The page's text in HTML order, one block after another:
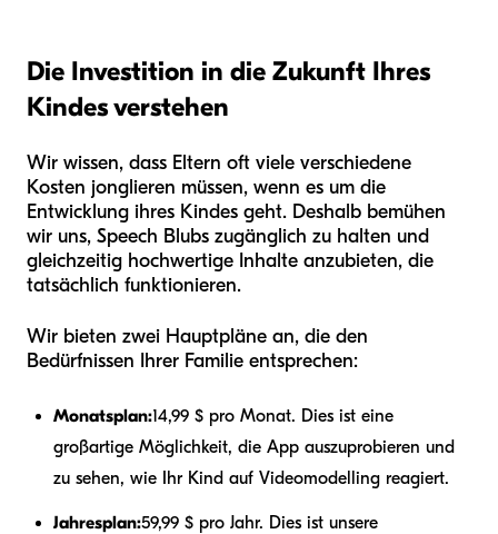
Die Investition in die Zukunft Ihres
Kindes verstehen
Wir wissen, dass Eltern oft viele verschiedene
Kosten jonglieren müssen, wenn es um die
Entwicklung ihres Kindes geht. Deshalb bemühen
wir uns, Speech Blubs zugänglich zu halten und
gleichzeitig hochwertige Inhalte anzubieten, die
tatsächlich funktionieren.
Wir bieten zwei Hauptpläne an, die den
Bedürfnissen Ihrer Familie entsprechen:
Monatsplan:14,99 $ pro Monat. Dies ist eine
großartige Möglichkeit, die App auszuprobieren und
zu sehen, wie Ihr Kind auf Videomodelling reagiert.
Jahresplan:59,99 $ pro Jahr. Dies ist unsere